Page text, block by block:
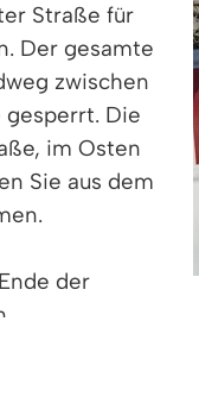
Straße für
Der gesamte
zwischen
gesperrt. Die
im Osten
Sie aus dem
der